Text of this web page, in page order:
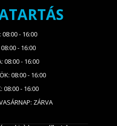
08:00 - 16:00
- 16:00
08:00 - 16:00
08:00 - 16:00
08:00 - 16:00
ZÁRVA